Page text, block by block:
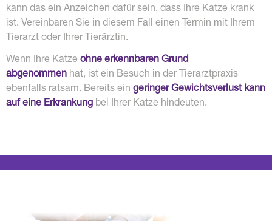
kann das ein Anzeichen dafür sein, dass Ihre Katze krank
ist. Vereinbaren Sie in diesem Fall einen Termin mit Ihrem
Tierarzt oder Ihrer Tierärztin.
Wenn Ihre Katze ohne erkennbaren Grund
abgenommen hat, ist ein Besuch in der Tierarztpraxis
ebenfalls ratsam. Bereits ein geringer Gewichtsverlust kann
auf eine Erkrankung bei Ihrer Katze hindeuten.